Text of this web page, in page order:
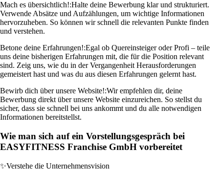
Mach es übersichtlich!:Halte deine Bewerbung klar und strukturiert.
Verwende Absätze und Aufzählungen, um wichtige Informationen
hervorzuheben. So können wir schnell die relevanten Punkte finden
und verstehen.
Betone deine Erfahrungen!:Egal ob Quereinsteiger oder Profi – teile
uns deine bisherigen Erfahrungen mit, die für die Position relevant
sind. Zeig uns, wie du in der Vergangenheit Herausforderungen
gemeistert hast und was du aus diesen Erfahrungen gelernt hast.
Bewirb dich über unsere Website!:Wir empfehlen dir, deine
Bewerbung direkt über unsere Website einzureichen. So stellst du
sicher, dass sie schnell bei uns ankommt und du alle notwendigen
Informationen bereitstellst.
Wie man sich auf ein Vorstellungsgespräch bei
EASYFITNESS Franchise GmbH vorbereitet
✨Verstehe die Unternehmensvision